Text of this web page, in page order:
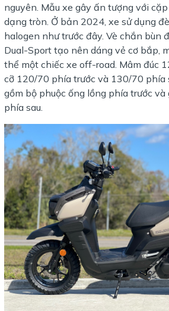
nguyên. Mẫu xe gây ấn tượng với
dạng tròn. Ở bản 2024, xe sử dụng
halogen như trước đây. Vè chắn bùn
Dual-Sport tạo nên dáng vẻ cơ bắp,
thể một chiếc xe off-road. Mâm đúc
cỡ 120/70 phía trước và 130/70 phía
gồm bộ phuộc ống lồng phía trước và
phía sau.